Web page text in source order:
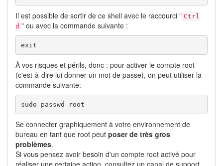
Il est possible de sortir de ce shell avec le raccourci " Ctrl
d " ou avec la commande suivante :
exit
À vos risques et périls, donc : pour activer le compte root
(c'est-à-dire lui donner un mot de passe), on peut utiliser la
commande suivante:
sudo passwd root
Se connecter graphiquement à votre environnement de
bureau en tant que root peut poser de très gros
problèmes.
Si vous pensez avoir besoin d'un compte root activé pour